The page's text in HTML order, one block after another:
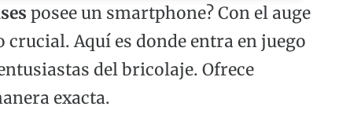
posee un smartphone? Con el auge
Aquí es donde entra en juego
del bricolaje. Ofrece
exacta.